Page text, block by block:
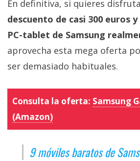
En definitiva, si quieres
descuento de casi 300 euros
PC-tablet de Samsung
aprovecha esta mega oferta
ser demasiado habituales.
Consulta la oferta: Samsung
(Amazon)
9 móviles baratos de